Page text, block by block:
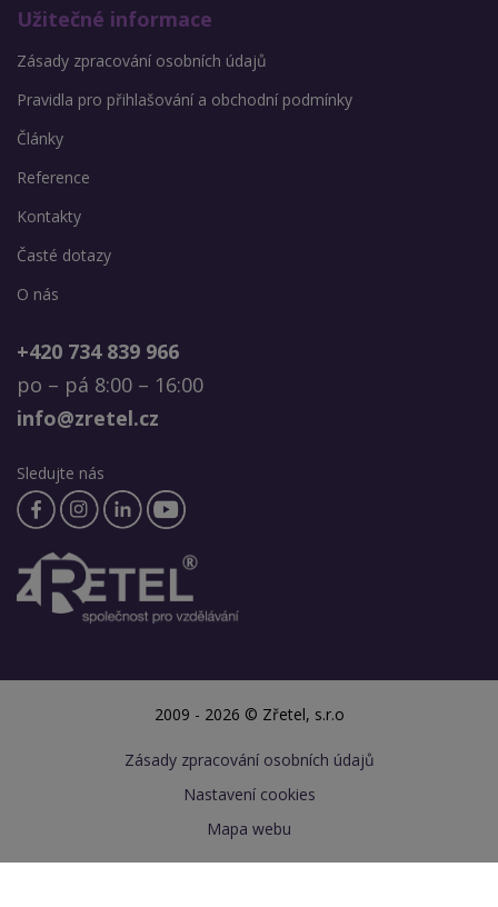
Užitečné informace
Zásady zpracování osobních údajů
Pravidla pro přihlašování a obchodní podmínky
Články
Reference
Kontakty
Časté dotazy
O nás
+420 734 839 966
po – pá 8:00 – 16:00
info@zretel.cz
Sledujte nás
2009 - 2026 © Zřetel, s.r.o
Zásady zpracování osobních údajů
Nastavení cookies
Mapa webu